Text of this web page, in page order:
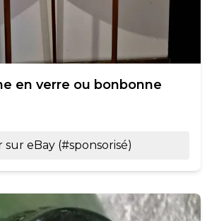
en verre ou bonbonne
sur eBay (#sponsorisé)